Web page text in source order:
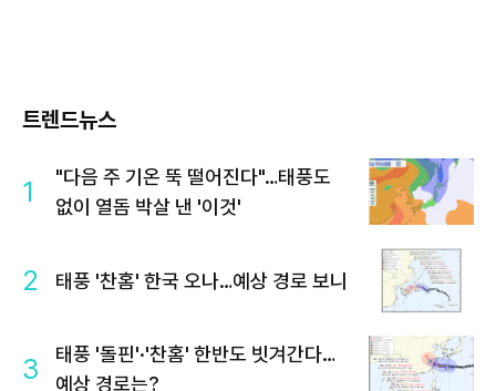
트렌드뉴스
1
"다음 주 기온 뚝 떨어진다"…태풍도
없이 열돔 박살 낸 '이것'
2 태풍 '찬홈' 한국 오나…예상 경로 보니
3
태풍 '돌핀'·'찬홈' 한반도 빗겨간다…
예상 경로는?